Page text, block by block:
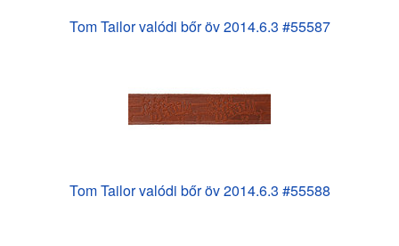
Tom Tailor valódi bőr öv 2014.6.3 #55587
Tom Tailor valódi bőr öv 2014.6.3 #55588